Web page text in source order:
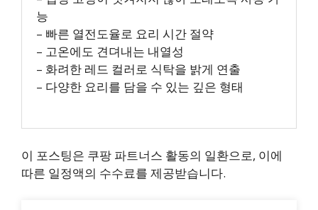
능
– 빠른 열전도율로 요리 시간 절약
– 고온에도 견뎌내는 내열성
– 화려한 레드 컬러로 식탁을 밝게 연출
– 다양한 요리를 담을 수 있는 깊은 형태
이 포스팅은 쿠팡 파트너스 활동의 일환으로, 이에
따른 일정액의 수수료를 제공받습니다.